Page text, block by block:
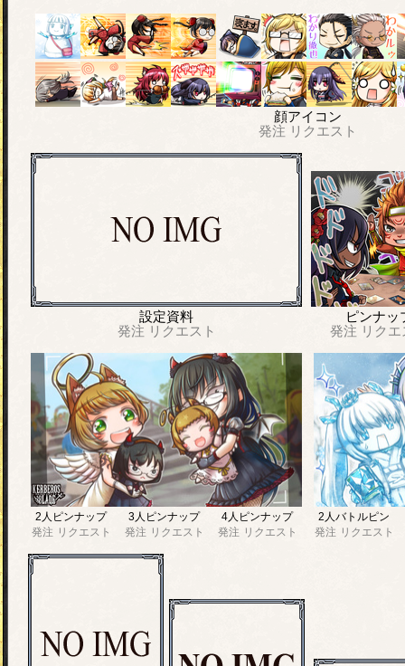
顔アイコン
発注 リクエスト
設定資料
発注 リクエスト
ピンナッ
発注 リク
2人ピンナップ
発注 リクエスト
3人ピンナップ
発注 リクエスト
4人ピンナップ
発注 リクエスト
2人バトルピン
発注 リクエスト